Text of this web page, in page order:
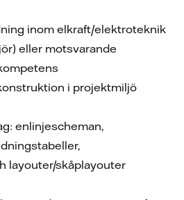
inom elkraft/elektroteknik
eller motsvarande
i projektmiljö
enlinjescheman,
layouter/skåplayouter